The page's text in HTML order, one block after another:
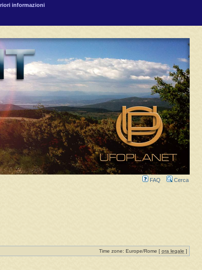
informazioni
FAQ Cerca
Time zone: Europe/Rome [ ora legale ]